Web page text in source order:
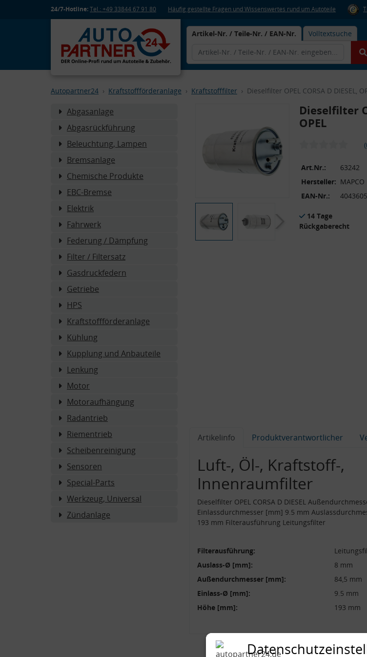
24/7-Hotline:Tel.: +49 33844 67 91 80 Häufig gestellte Fragen und Wissenswertes rund um Autoteile
Artikel-Nr. / Teile-Nr. / EAN-Nr. Volltextsuche
Autopartner24 Kraftstoffförderanlage Kraftstofffilter Dieselfilter OPEL CORSA D DIESEL,
Abgasanlage
Abgasrückführung
Beleuchtung, Lampen
Bremsanlage
Chemische Produkte
EBC-Bremse
Elektrik
Fahrwerk
Federung / Dämpfung
Filter / Filtersatz
Gasdruckfedern
Getriebe
HPS
Kraftstoffförderanlage
Kühlung
Kupplung und Anbauteile
Lenkung
Motor
Motoraufhängung
Radantrieb
Riementrieb
Scheibenreinigung
Sensoren
Special-Parts
Werkzeug, Universal
Zündanlage
Dieselfilter
OPEL
Art.Nr.:
63242
Hersteller: MAPCO
EAN-Nr.:
14 Tage
Rückgaberecht
Artikelinfo Produktverantwortlicher
Luft-, Öl-, Kraftstoff-,
Innenraumfilter
Dieselfilter OPEL CORSA D DIESEL
Einlassdurchmesser [mm] 9.5 mm
193 mm Filterausführung Leitungsfilter
Filterausführung:
Auslass-Ø [mm]:
8 mm
Außendurchmesser [mm]:
84,5 mm
Einlass-Ø [mm]:
9.5 mm
Höhe [mm]:
193 mm